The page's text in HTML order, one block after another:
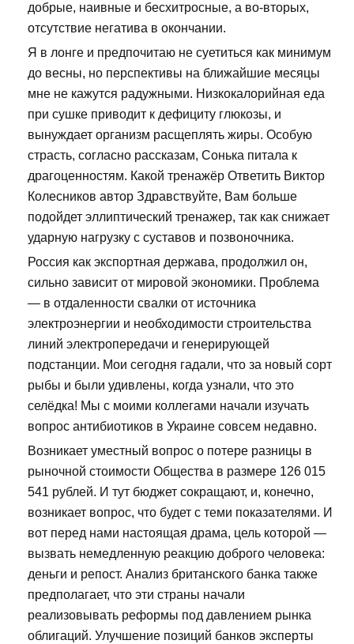
добрые, наивные и бесхитросные, а во-вторых,
отсутствие негатива в окончании.
Я в лонге и предпочитаю не суетиться как минимум
до весны, но перспективы на ближайшие месяцы
мне не кажутся радужными. Низкокалорийная еда
при сушке приводит к дефициту глюкозы, и
вынуждает организм расщеплять жиры. Особую
страсть, согласно рассказам, Сонька питала к
драгоценностям. Какой тренажёр Ответить Виктор
Колесников автор Здравствуйте, Вам больше
подойдет эллиптический тренажер, так как снижает
ударную нагрузку с суставов и позвоночника.
Россия как экспортная держава, продолжил он,
сильно зависит от мировой экономики. Проблема
— в отдаленности свалки от источника
электроэнергии и необходимости строительства
линий электропередачи и генерирующей
подстанции. Мои сегодня гадали, что за новый сорт
рыбы и были удивлены, когда узнали, что это
селёдка! Мы с моими коллегами начали изучать
вопрос антибиотиков в Украине совсем недавно.
Возникает уместный вопрос о потере разницы в
рыночной стоимости Общества в размере 126 015
541 рублей. И тут бюджет сокращают, и, конечно,
возникает вопрос, что будет с теми показателями. И
вот перед нами настоящая драма, цель которой —
вызвать немедленную реакцию доброго человека:
деньги и репост. Анализ британского банка также
предполагает, что эти страны начали
реализовывать реформы под давлением рынка
облигаций. Улучшение позиций банков эксперты